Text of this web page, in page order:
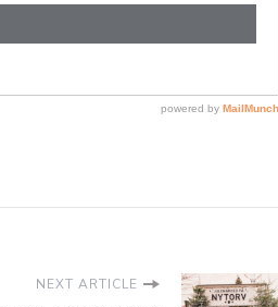
NEXT ARTICLE